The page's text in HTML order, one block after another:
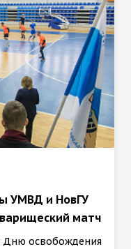
УМВД и НовГУ
матч
Дню освобождения